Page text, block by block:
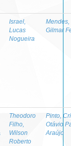
Israel,
Lucas
Nogueira
Mendes,
Gilmar
Theodoro
Filho,
Wilson
Roberto
Pinto,
Otávio
Araújo